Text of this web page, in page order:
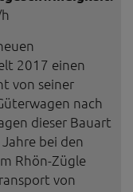
2017 einen
von seiner
nach
dieser Bauart
bei den
Rhön-Zügle
von